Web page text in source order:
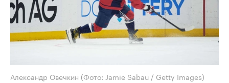
Александр Овечкин (Фото: Jamie Sabau / Getty Images)